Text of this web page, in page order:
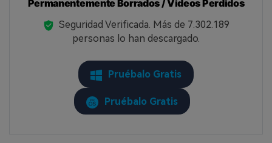
Permanentemente Borrados / Videos Perdidos
Seguridad Verificada. Más de 7.302.189
personas lo han descargado.
Pruébalo Gratis
Pruébalo Gratis